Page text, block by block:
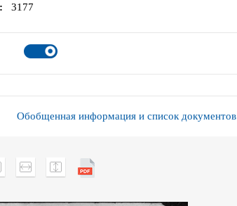
3177
Обобщенная информация и список документов